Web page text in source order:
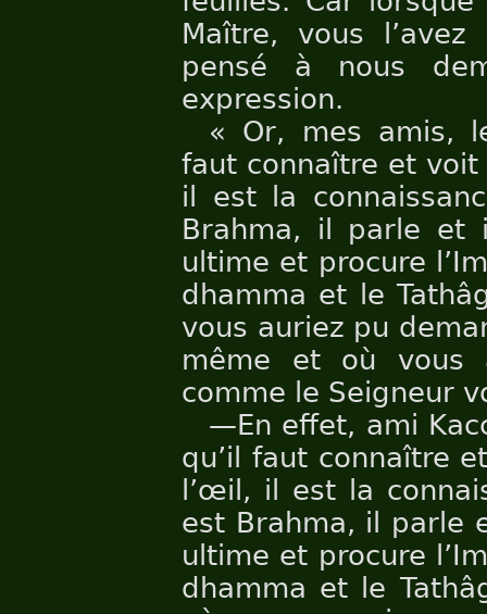
Maître, vous
pensé à nous
expression.
« Or, mes amis,
faut connaître et
il est la
Brahma, il parle
ultime et procure
dhamma et le
vous auriez pu
même et où vous
comme le Seigneur
—En effet, ami
qu’il faut connaître
l’œil, il est la
est Brahma, il parle
ultime et procure
dhamma et le